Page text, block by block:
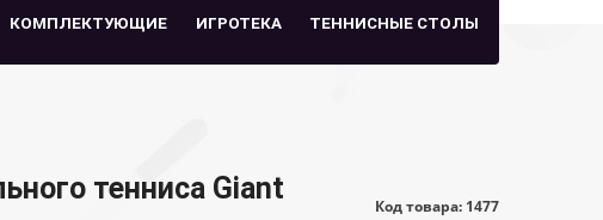
КОМПЛЕКТУЮЩИЕ ИГРОТЕКА ТЕННИСНЫЕ СТОЛЫ
тенниса Giant
Код товара: 1477